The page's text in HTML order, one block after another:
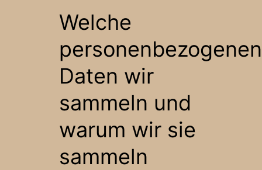
Welche
personenbezogenen
Daten wir
sammeln und
warum wir sie
sammeln